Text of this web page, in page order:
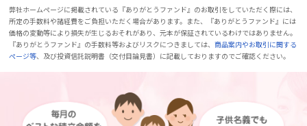
弊社ホームページに掲載されている『ありがとうファンド』のお取引をしていただく際には、
所定の手数料や諸経費をご負担いただく場合があります。また、『ありがとうファンド』には
価格の変動等により損失が生じるおそれがあり、元本が保証されているわけではありません。
『ありがとうファンド』の手数料等およびリスクにつきましては、商品案内やお取引に関する
ページ等、及び投資信託説明書（交付目論見書）に記載しておりますのでご確認ください。